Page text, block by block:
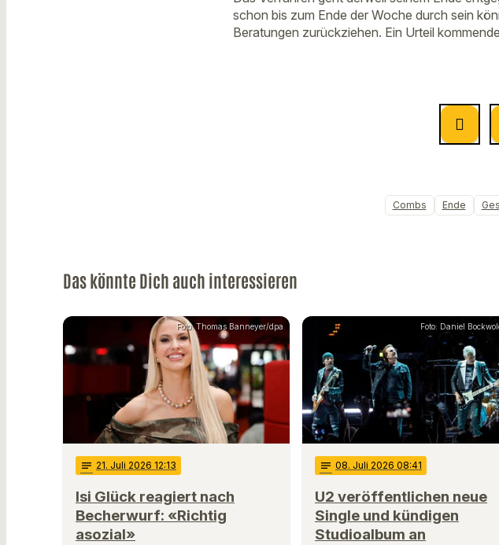
schon bis zum Ende der Woche durch sein
Beratungen zurückziehen. Ein Urteil
Combs Ende
Das könnte Dich auch interessieren
Foto: Thomas Banneyer/dpa
notes 21. Juli 2026 12:13
Isi Glück reagiert nach
Becherwurf: «Richtig
asozial»
Foto: Daniel
notes 08. Juli 2026 08:41
U2 veröffentlichen neue
Single und kündigen
Studioalbum an